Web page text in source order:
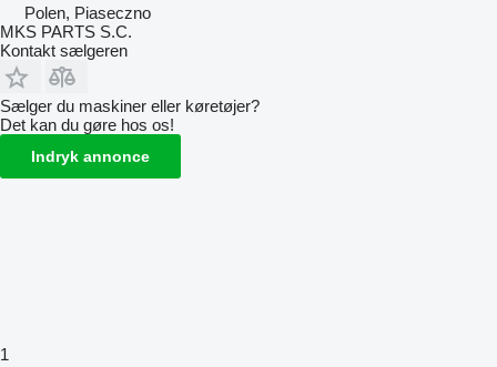
Polen, Piaseczno
MKS PARTS S.C.
Kontakt sælgeren
Sælger du maskiner eller køretøjer?
Det kan du gøre hos os!
Indryk annonce
1